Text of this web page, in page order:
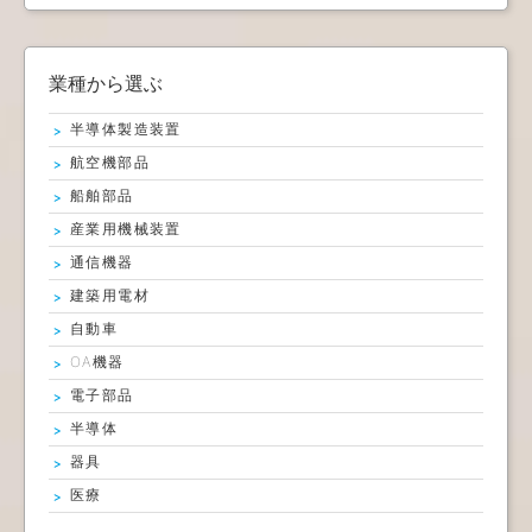
業種から選ぶ
半導体製造装置
航空機部品
船舶部品
産業用機械装置
通信機器
建築用電材
自動車
OA機器
電子部品
半導体
器具
医療